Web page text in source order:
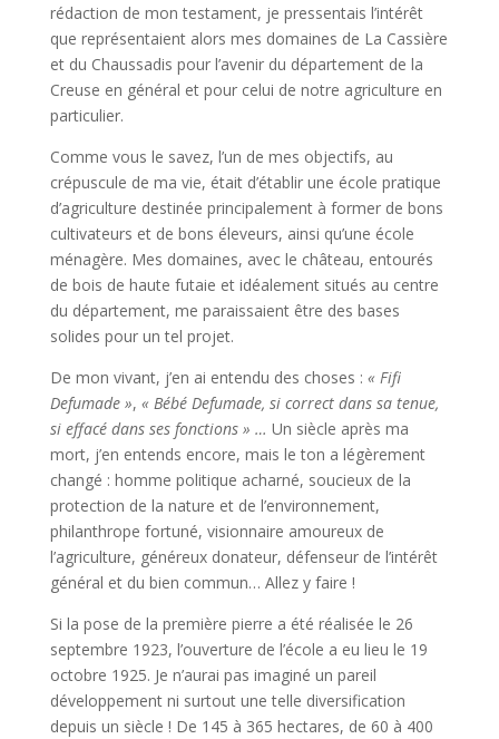
rédaction de mon testament, je pressentais l’intérêt
que représentaient alors mes domaines de La Cassière
et du Chaussadis pour l’avenir du département de la
Creuse en général et pour celui de notre agriculture en
particulier.
Comme vous le savez, l’un de mes objectifs, au
crépuscule de ma vie, était d’établir une école pratique
d’agriculture destinée principalement à former de bons
cultivateurs et de bons éleveurs, ainsi qu’une école
ménagère. Mes domaines, avec le château, entourés
de bois de haute futaie et idéalement situés au centre
du département, me paraissaient être des bases
solides pour un tel projet.
De mon vivant, j’en ai entendu des choses : « Fifi
Defumade », « Bébé Defumade, si correct dans sa tenue,
si effacé dans ses fonctions » … Un siècle après ma
mort, j’en entends encore, mais le ton a légèrement
changé : homme politique acharné, soucieux de la
protection de la nature et de l’environnement,
philanthrope fortuné, visionnaire amoureux de
l’agriculture, généreux donateur, défenseur de l’intérêt
général et du bien commun… Allez y faire !
Si la pose de la première pierre a été réalisée le 26
septembre 1923, l’ouverture de l’école a eu lieu le 19
octobre 1925. Je n’aurai pas imaginé un pareil
développement ni surtout une telle diversification
depuis un siècle ! De 145 à 365 hectares, de 60 à 400